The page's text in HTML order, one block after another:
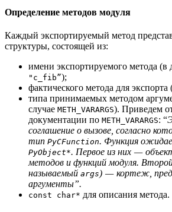
Определение методов модуля
Каждый экспортируемый метод
структуры, состоящей из:
имени экспортируемого метода (в
"c_fib”);
фактического метода для экспорта
типа принимаемых методом
случае METH_VARARGS). Приведем
документации по METH_VARARGS: “
соглашение о вызове, согласно
тип PyCFunction. Функция
PyObject*. Первое из них —
методов и функций модуля.
называемый args) — кортеж,
аргументы”.
const char* для описания метода.